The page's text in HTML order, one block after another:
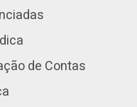
de Contas